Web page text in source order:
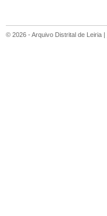
© 2026 - Arquivo Distrital de Leiria |